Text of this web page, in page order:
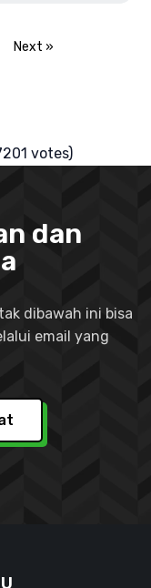
Next »
votes)
dan
dibawah ini bisa
email yang